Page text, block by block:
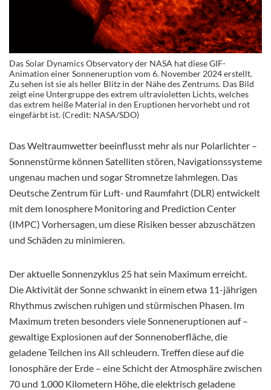
Das Solar Dynamics Observatory der NASA hat diese GIF-
Animation einer Sonneneruption vom 6. November 2024 erstellt.
Zu sehen ist sie als heller Blitz in der Nähe des Zentrums. Das Bild
zeigt eine Untergruppe des extrem ultravioletten Lichts, welches
das extrem heiße Material in den Eruptionen hervorhebt und rot
eingefärbt ist. (Credit: NASA/SDO)
Das Weltraumwetter beeinflusst mehr als nur Polarlichter –
Sonnenstürme können Satelliten stören, Navigationssysteme
ungenau machen und sogar Stromnetze lahmlegen. Das
Deutsche Zentrum für Luft- und Raumfahrt (DLR) entwickelt
mit dem Ionosphere Monitoring and Prediction Center
(IMPC) Vorhersagen, um diese Risiken besser abzuschätzen
und Schäden zu minimieren.
Der aktuelle Sonnenzyklus 25 hat sein Maximum erreicht.
Die Aktivität der Sonne schwankt in einem etwa 11-jährigen
Rhythmus zwischen ruhigen und stürmischen Phasen. Im
Maximum treten besonders viele Sonneneruptionen auf –
gewaltige Explosionen auf der Sonnenoberfläche, die
geladene Teilchen ins All schleudern. Treffen diese auf die
Ionosphäre der Erde – eine Schicht der Atmosphäre zwischen
70 und 1.000 Kilometern Höhe, die elektrisch geladene